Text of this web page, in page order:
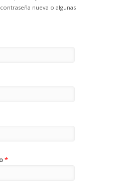
nueva o algunas
*